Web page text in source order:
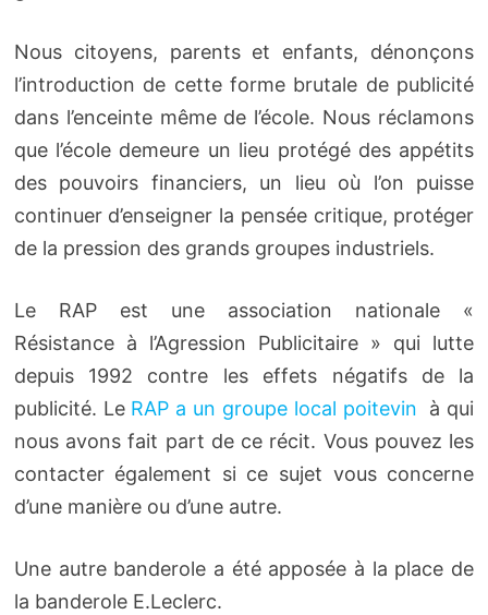
Nous citoyens, parents et enfants, dénonçons
l’introduction de cette forme brutale de publicité
dans l’enceinte même de l’école. Nous réclamons
que l’école demeure un lieu protégé des appétits
des pouvoirs financiers, un lieu où l’on puisse
continuer d’enseigner la pensée critique, protéger
de la pression des grands groupes industriels.
Le RAP est une association nationale «
Résistance à l’Agression Publicitaire » qui lutte
depuis 1992 contre les effets négatifs de la
publicité. Le RAP a un groupe local poitevin à qui
nous avons fait part de ce récit. Vous pouvez les
contacter également si ce sujet vous concerne
d’une manière ou d’une autre.
Une autre banderole a été apposée à la place de
la banderole E.Leclerc.